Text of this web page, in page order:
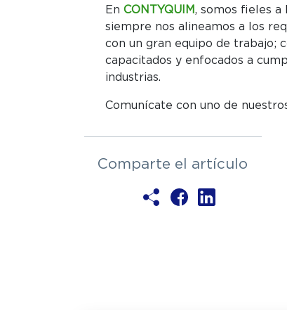
En CONTYQUIM, somos fieles a
siempre nos alineamos a los
con un gran equipo de trabajo;
capacitados y enfocados a
industrias.
Comunícate con uno de
Comparte el artículo